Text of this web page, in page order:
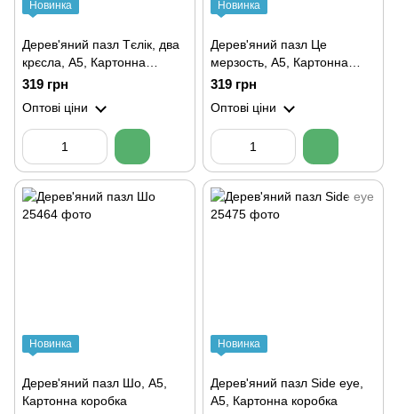
Новинка
Дерев'яний пазл Тєлік, два
крєсла, А5, Картонна
коробка
319 грн
Оптові ціни
Новинка
Дерев'яний пазл Це
мерзость, А5, Картонна
коробка
319 грн
Оптові ціни
Новинка
Дерев'яний пазл Шо, А5,
Картонна коробка
Новинка
Дерев'яний пазл Side eye,
А5, Картонна коробка